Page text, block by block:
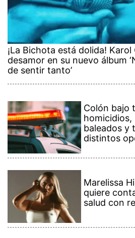
¡La Bichota está dolida! Karol
desamor en su nuevo álbum
de sentir tanto’
Colón bajo
homicidios,
baleados y
distintos
Marelissa
quiere
salud con